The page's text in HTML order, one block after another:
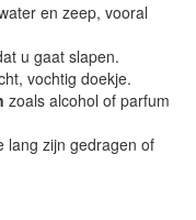
en zeep, vooral
u gaat slapen.
vochtig doekje.
zoals alcohol of parfum
lang zijn gedragen of